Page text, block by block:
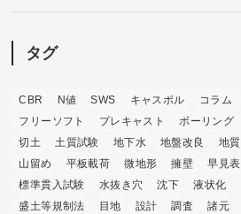
タグ
CBR N値 SWS キャスポル コラム
フリーソフト
プレキャスト ボーリング
切土
土質試験 地下水 地盤改良 地質
山留め
平板載荷 微地形 擁壁 早見表
標準貫入試験
水抜き穴 沈下 液状化
盛土等規制法
目地 設計 調査 諸元